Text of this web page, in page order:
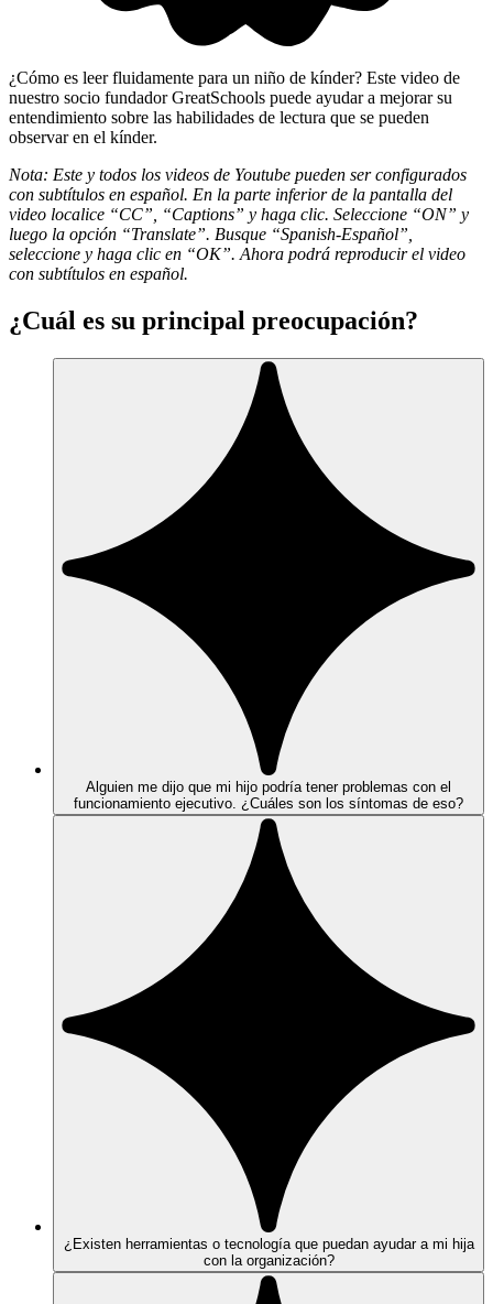
¿Cómo es leer fluidamente para un niño de kínder? Este video de
nuestro socio fundadorGreatSchools puede ayudar a mejorar su
entendimiento sobre las habilidades de lectura que se pueden
observar en el kínder.
Nota: Este y todos los videos de Youtube pueden ser configurados
con subtítulos en español. En la parte inferior de la pantalla del
video localice “CC”, “Captions” y haga clic. Seleccione “ON” y
luego la opción “Translate”. Busque “Spanish-Español”,
seleccione y haga clic en “OK”. Ahora podrá reproducir el video
con subtítulos en español.
¿Cuál es su principal preocupación?
Alguien me dijo que mi hijo podría tener problemas con el
funcionamiento ejecutivo. ¿Cuáles son los síntomas de eso?
¿Existen herramientas o tecnología que puedan ayudar a mi hija
con la organización?